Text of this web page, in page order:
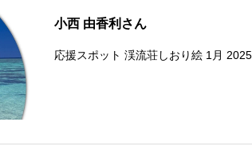
小西 由香利さん
応援スポット 渓流荘しおり絵 1月